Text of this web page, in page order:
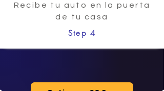
Recibe tu auto en la puerta
de tu casa
Step 4